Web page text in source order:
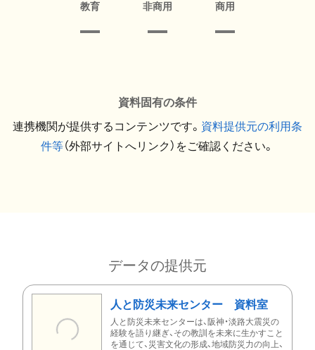
教育 非商用 商用
資料固有の条件
連携機関が提供するコンテンツです。 資料提供元の利用条
件等（外部サイトへリンク）をご確認ください。
データの提供元
人と防災未来センター 資料室
人と防災未来センターは、阪神・淡路大震災の
経験を語り継ぎ、その教訓を未来に生かすこと
を通じて、災害文化の形成、地域防災力の向上、